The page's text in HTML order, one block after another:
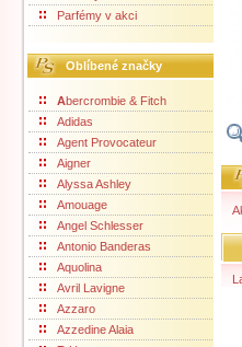
Parfémy v akci
Oblíbené značky
Abercrombie & Fitch
Adidas
Agent Provocateur
Aigner
Alyssa Ashley
Amouage
Angel Schlesser
Antonio Banderas
Aquolina
Avril Lavigne
Azzaro
Azzedine Alaia